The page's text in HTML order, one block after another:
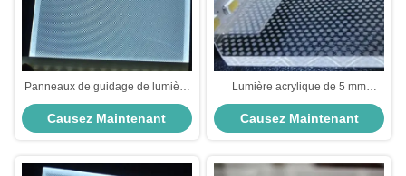
Panneaux de guidage de lumière
CE RoHS Plaque de guidage de
lumière à LED personnalisée
Causez Maintenant
Lumière acrylique de 5 mm
transparente personnalisée
Causez Maintenant